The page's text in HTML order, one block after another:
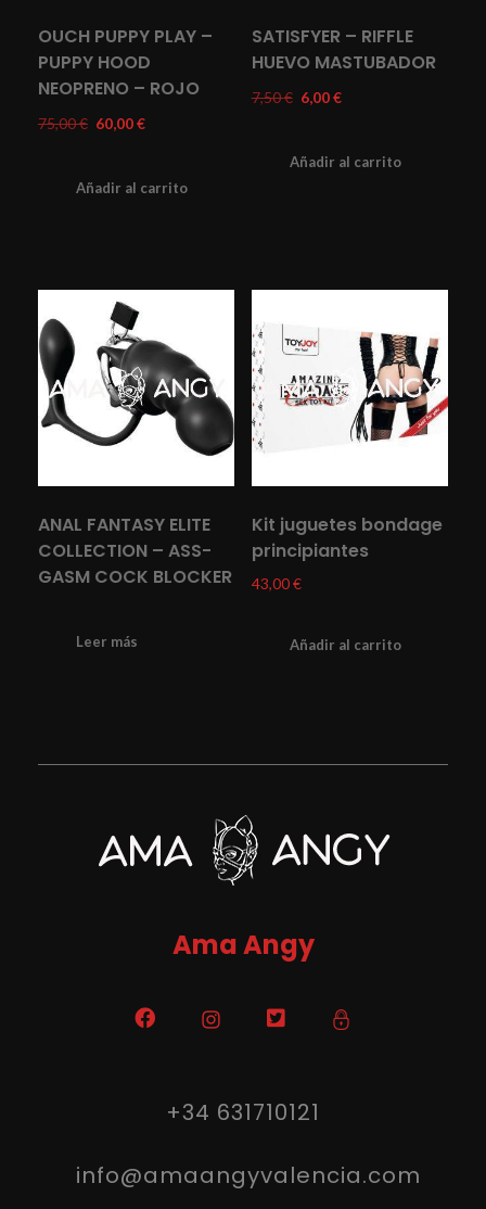
OUCH PUPPY PLAY –
PUPPY HOOD
NEOPRENO – ROJO
75,00€ 60,00€
Añadir al carrito
SATISFYER – RIFFLE
HUEVO MASTUBADOR
7,50€ 6,00€
Añadir al carrito
ANAL FANTASY ELITE
COLLECTION – ASS-
GASM COCK BLOCKER
Leer más
Kit juguetes bondage
principiantes
43,00€
Añadir al carrito
Ama Angy
+34 631710121
info@amaangyvalencia.com